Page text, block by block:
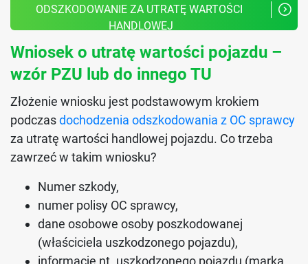
ODSZKODOWANIE ZA UTRATĘ WARTOŚCI
HANDLOWEJ
Wniosek o utratę wartości pojazdu –
wzór PZU lub do innego TU
Złożenie wniosku jest podstawowym krokiem
podczasdochodzenia odszkodowania z OC sprawcy
za utratę wartości handlowej pojazdu. Co trzeba
zawrzeć w takim wniosku?
Numer szkody,
numer polisy OC sprawcy,
dane osobowe osoby poszkodowanej
(właściciela uszkodzonego pojazdu),
informacje nt. uszkodzonego pojazdu (marka,